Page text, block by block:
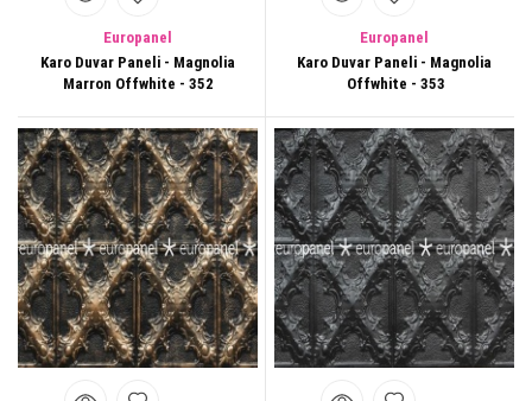
Europanel
Karo Duvar Paneli - Magnolia
Marron Offwhite - 352
Europanel
Karo Duvar Paneli - Magnolia
Offwhite - 353